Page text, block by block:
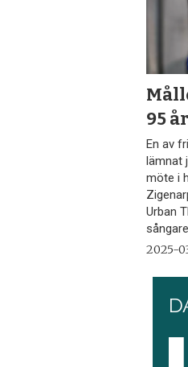
95 år
En av
lämnat
möte i
Urban
2025-